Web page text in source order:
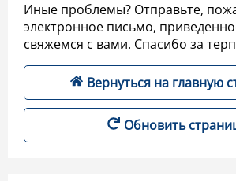
Иные проблемы? Отправьте,
электронное письмо,
свяжемся с вами. Спасибо за
Вернуться на главную
Обновить